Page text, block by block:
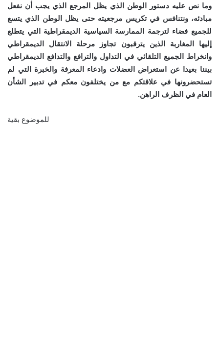
وما نص عليه دستور الوطن الذي يظل المرجع الذي يجب أن نفعل
مبادئه، ونتنافس في تكريس مرجعيته حتى يظل الوطن الذي يتسع
للجميع فضاء لترجمة الممارسة السياسية الديمقراطية التي يتطلع
إليها المغاربة الذين يترقبون تجاوز مرحلة الانتقال الديمقراطي
وانخراط الجميع التلقائي في التداول والترافع والتدافع الديمقراطي
بيننا بعيدا عن استعراض العضلات وادعاء المعرفة والخبرة التي لم
تستحضرونها في علاقتكم مع من يختلفون معكم في تدبير الشأن
العام في الظرف الراهن.
للموضوع بقية